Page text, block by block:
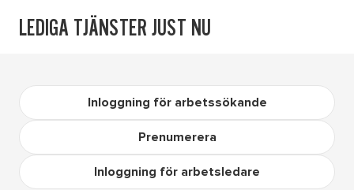
LEDIGA TJÄNSTER JUST NU
Inloggning för arbetssökande
Prenumerera
Inloggning för arbetsledare